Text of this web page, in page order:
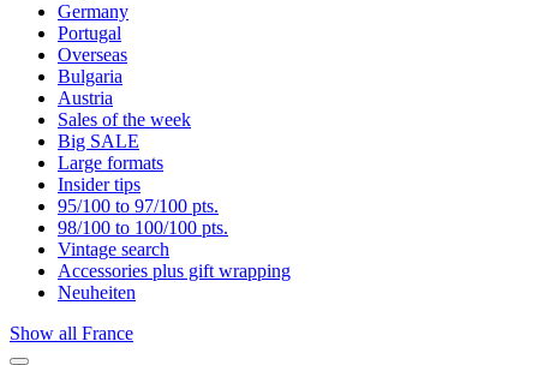
Germany
Portugal
Overseas
Bulgaria
Austria
Sales of the week
Big SALE
Large formats
Insider tips
95/100 to 97/100 pts.
98/100 to 100/100 pts.
Vintage search
Accessories plus gift wrapping
Neuheiten
Show all France